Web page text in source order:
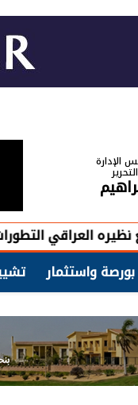
الإدارة
التطورات الإقليمية
بورصة واستثمار